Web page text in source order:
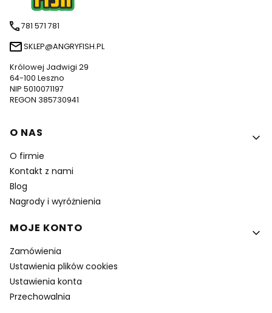
781 571 781
SKLEP@ANGRYFISH.PL
Królowej Jadwigi 29
64-100 Leszno
NIP 5010071197
REGON 385730941
Linki w stopce
O NAS
O firmie
Kontakt z nami
Blog
Nagrody i wyróżnienia
MOJE KONTO
Zamówienia
Ustawienia plików cookies
Ustawienia konta
Przechowalnia